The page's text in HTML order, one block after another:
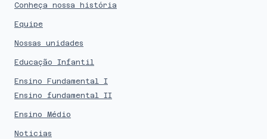
Conheça nossa história
Equipe
Nossas unidades
Educação Infantil
Ensino Fundamental I
Ensino fundamental II
Ensino Médio
Noticias